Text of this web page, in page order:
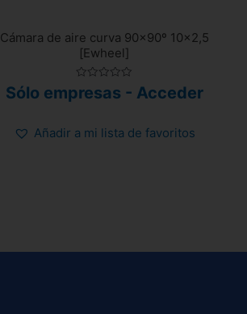
Cámara de aire curva 90×90º 10×2,5
[Ewheel]
con
Sólo empresas - Acceder
Añadir a mi lista de favoritos